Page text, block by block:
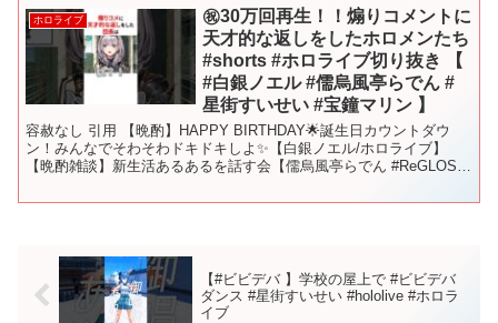
ホロライブ
㊗️30万回再生！！煽りコメントに
天才的な返しをしたホロメンたち
#shorts #ホロライブ切り抜き 【
#白銀ノエル #儒烏風亭らでん #
星街すいせい #宝鐘マリン 】
容赦なし 引用 【晩酌】HAPPY BIRTHDAY🌟誕生日カウントダウ
ン！みんなでそわそわドキドキしよ✨【白銀ノエル/ホロライブ】
【晩酌雑談】新生活あるあるを話す会【儒烏風亭らでん #ReGLOSS
【#ビビデバ 】学校の屋上で #ビビデバ
ダンス #星街すいせい #hololive #ホロラ
イブ